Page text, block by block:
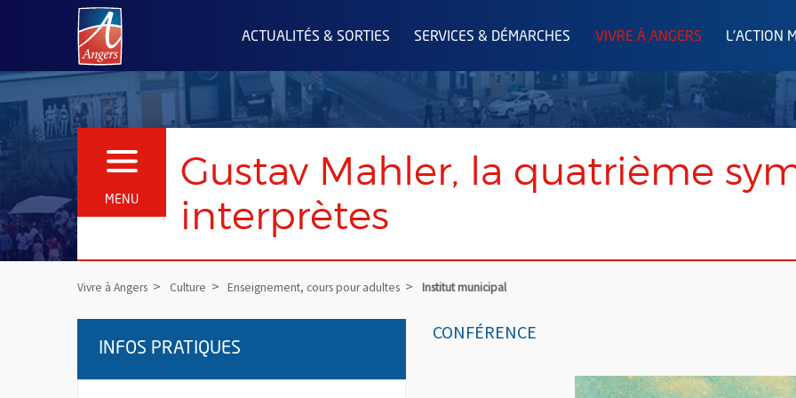
Angers.fr : Retour à l'accueil
ACTUALITÉS & SORTIES SERVICES & DÉMARCHES VIVRE À ANGERS L'ACTION
MENU
OUVRIR LE MENU
Gustav Mahler, la quatrième
interprètes
Vivre à Angers Culture Enseignement, cours pour adultes Institut municipal
CONFÉRENCE
INFOS PRATIQUES